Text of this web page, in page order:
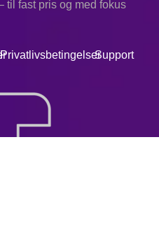
til fast pris og med fokus
PrivatlivsbetingelserSupport